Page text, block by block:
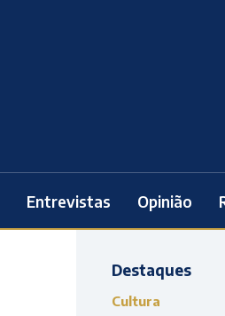
Entrevistas Opinião
Destaques
Cultura